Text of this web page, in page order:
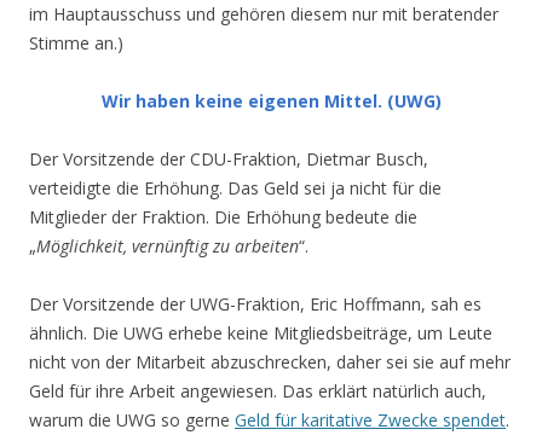
im Hauptausschuss und gehören diesem nur mit beratender
Stimme an.)
Wir haben keine eigenen Mittel. (UWG)
Der Vorsitzende der CDU-Fraktion, Dietmar Busch,
verteidigte die Erhöhung. Das Geld sei ja nicht für die
Mitglieder der Fraktion. Die Erhöhung bedeute die
„Möglichkeit, vernünftig zu arbeiten“.
Der Vorsitzende der UWG-Fraktion, Eric Hoffmann, sah es
ähnlich. Die UWG erhebe keine Mitgliedsbeiträge, um Leute
nicht von der Mitarbeit abzuschrecken, daher sei sie auf mehr
Geld für ihre Arbeit angewiesen. Das erklärt natürlich auch,
warum die UWG so gerne Geld für karitative Zwecke spendet.